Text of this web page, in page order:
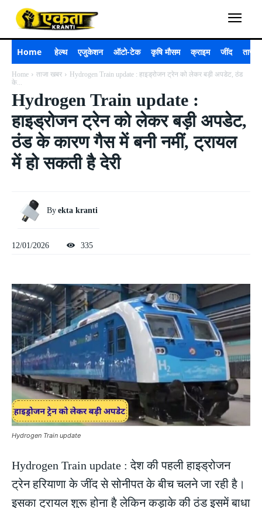
Home हेल्थ एजुकेशन ऑटो-टेक कृषि मौसम क्राइम जींद ताजा
Home ताजा खबर
Hydrogen Train update : हाइड्रोजन ट्रेन को लेकर बड़ी अपडेट, ठंड
के...
Hydrogen Train update :
हाइड्रोजन ट्रेन को लेकर बड़ी अपडेट,
ठंड के कारण गैस में बनी नमीं, ट्रायल
में हो सकती है देरी
By ekta kranti
12/01/2026 335
Hydrogen Train update
Hydrogen Train update : देश की पहली हाइड्रोजन
ट्रेन हरियाणा के जींद से सोनीपत के बीच चलने जा रही है।
इसका ट्रायल शुरू होना है लेकिन कड़ाके की ठंड इसमें बाधा